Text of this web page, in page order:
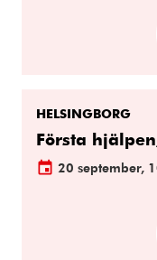
HELSINGBORG
Första
20 september,